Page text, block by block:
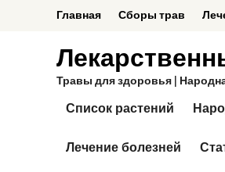
содержимому
Главная Сборы трав
Травы для здоровья |
Список растений
Лечение болезней